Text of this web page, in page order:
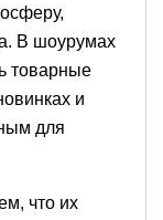
В шоурумах
товарные
и
для
что их